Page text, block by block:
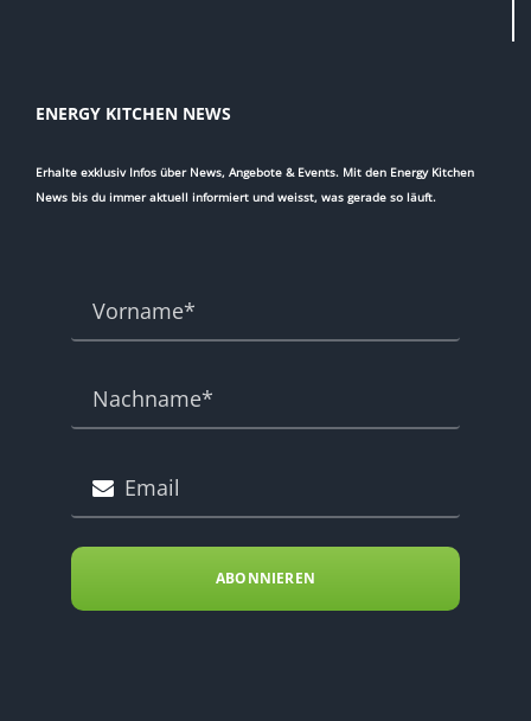
ENERGY KITCHEN NEWS
Erhalte exklusiv Infos über News, Angebote & Events. Mit den Energy Kitchen
News bis du immer aktuell informiert und weisst, was gerade so läuft.
ABONNIEREN